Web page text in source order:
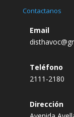
Contactanos
Email
Teléfono
2111-2180
Dirección